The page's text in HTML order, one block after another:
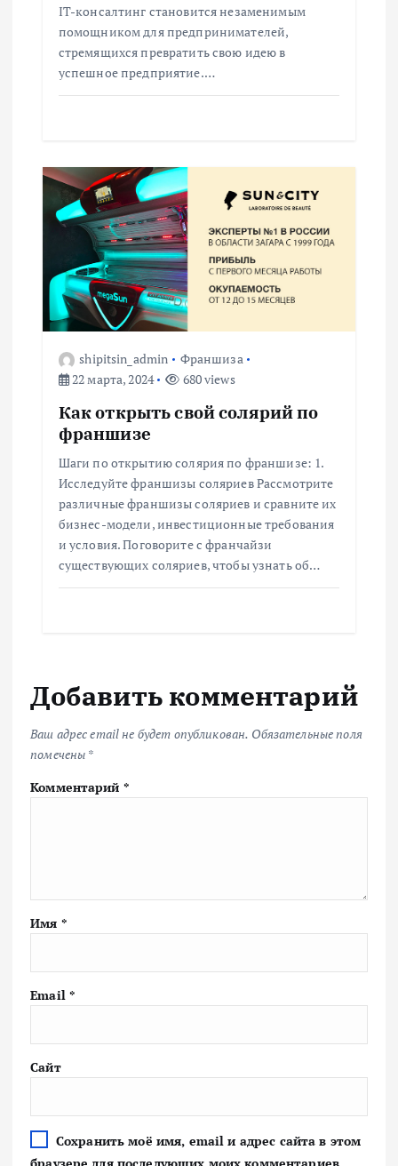
IT-консалтинг становится незаменимым
помощником для предпринимателей,
стремящихся превратить свою идею в
успешное предприятие.…
shipitsin_admin
Франшиза
22 марта, 2024
680 views
Как открыть свой солярий по
франшизе
Шаги по открытию солярия по франшизе: 1.
Исследуйте франшизы соляриев Рассмотрите
различные франшизы соляриев и сравните их
бизнес-модели, инвестиционные требования
и условия. Поговорите с франчайзи
существующих соляриев, чтобы узнать об…
Добавить комментарий
Ваш адрес email не будет опубликован. Обязательные поля
помечены *
Комментарий *
Имя *
Email *
Сайт
Сохранить моё имя, email и адрес сайта в этом